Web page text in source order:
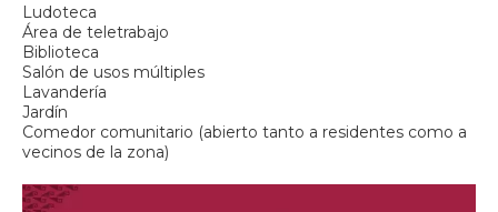
Ludoteca
Área de teletrabajo
Biblioteca
Salón de usos múltiples
Lavandería
Jardín
Comedor comunitario (abierto tanto a residentes como a
vecinos de la zona)